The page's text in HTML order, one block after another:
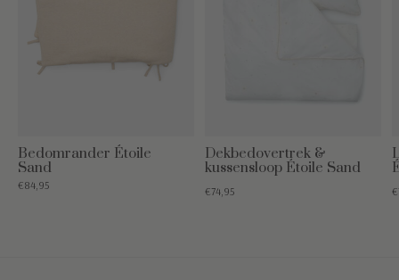
Bedomrander Étoile
Sand
€84,95
Dekbedovertrek &
kussensloop Étoile Sand
€74,95